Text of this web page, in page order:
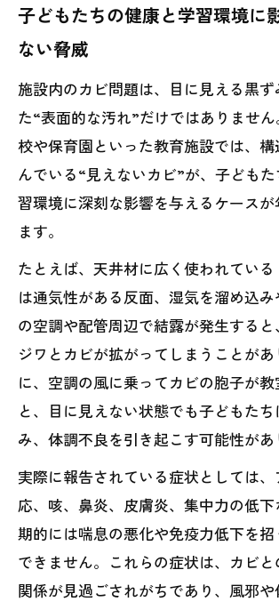
子どもたちの健康と学習環境に
ない脅威
施設内のカビ問題は、目に見える黒
た“表面的な汚れ”だけではありませ
校や保育園といった教育施設では、
んでいる“見えないカビ”が、子ども
習環境に深刻な影響を与えるケース
ます。
たとえば、天井材に広く使われている
は通気性がある反面、湿気を溜め込
の空調や配管周辺で結露が発生する
ジワとカビが拡がってしまうことがあ
に、空調の風に乗ってカビの胞子が
と、目に見えない状態でも子どもた
み、体調不良を引き起こす可能性があ
実際に報告されている症状としては
応、咳、鼻炎、皮膚炎、集中力の低
期的には喘息の悪化や免疫力低下を
できません。これらの症状は、カビ
関係が見過ごされがちであり、風邪